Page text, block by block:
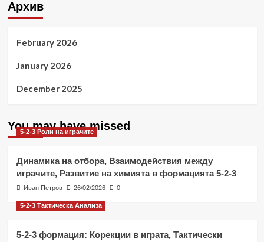
Архив
February 2026
January 2026
December 2025
You may have missed
5-2-3 Роли на играчите
Динамика на отбора, Взаимодействия между
играчите, Развитие на химията в формацията 5-2-3
Иван Петров 26/02/2026 0
5-2-3 Тактическа Анализа
5-2-3 формация: Корекции в играта, Тактически